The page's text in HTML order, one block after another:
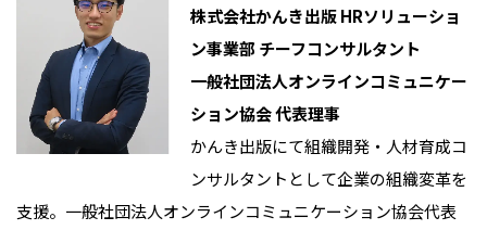
株式会社かんき出版 HRソリューショ
ン事業部 チーフコンサルタント
一般社団法人オンラインコミュニケー
ション協会 代表理事
かんき出版にて組織開発・人材育成コ
ンサルタントとして企業の組織変革を
支援。一般社団法人オンラインコミュニケーション協会代表